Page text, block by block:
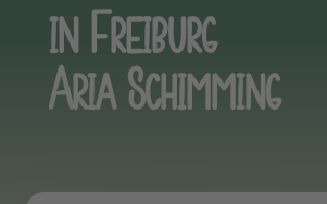
in Freiburg
Aria Schimming